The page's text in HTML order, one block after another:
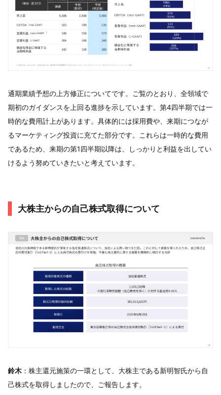
通期業績予想の上方修正についてです。ご覧のとおり、全領域で
期初のガイダンスを上回る進捗を示しています。第4四半期では一
時的な費用計上があります。具体的には採用費や、来期につなが
るマーケティング投資に充てた部分です。これらは一時的な費用
であるため、来期の第1四半期以降は、しっかりと利益を出してい
けるよう努めていきたいと考えています。
大株主からの自己株式取得について
鈴木 ：株主還元施策の一環として、大株主である新明智氏から自
己株式を取得しましたので、ご報告します。